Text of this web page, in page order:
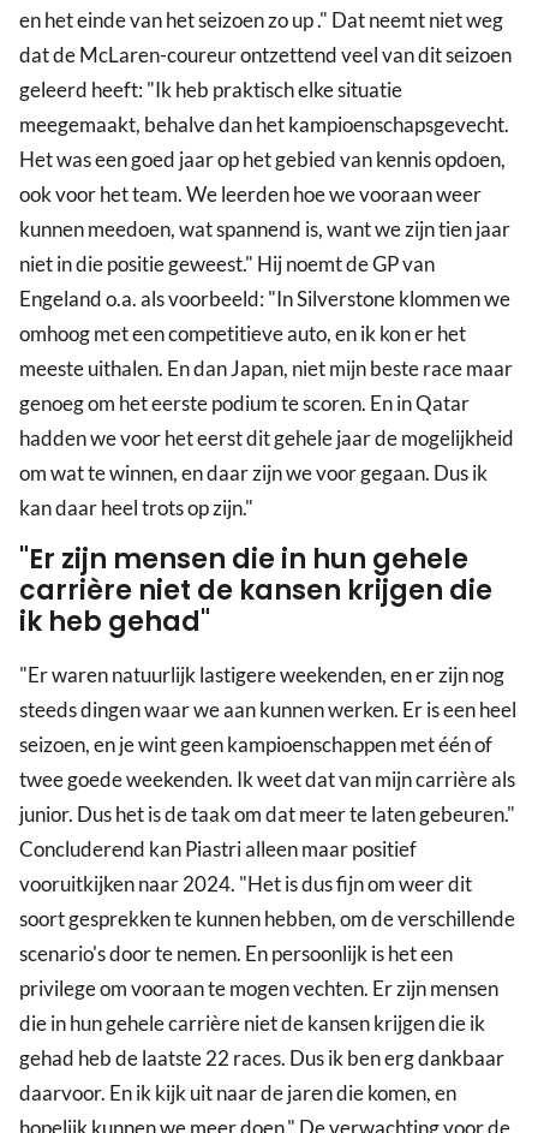
en het einde van het seizoen zo up ." Dat neemt niet weg
dat de McLaren-coureur ontzettend veel van dit seizoen
geleerd heeft: "Ik heb praktisch elke situatie
meegemaakt, behalve dan het kampioenschapsgevecht.
Het was een goed jaar op het gebied van kennis opdoen,
ook voor het team. We leerden hoe we vooraan weer
kunnen meedoen, wat spannend is, want we zijn tien jaar
niet in die positie geweest." Hij noemt de GP van
Engeland o.a. als voorbeeld: "In Silverstone klommen we
omhoog met een competitieve auto, en ik kon er het
meeste uithalen. En dan Japan, niet mijn beste race maar
genoeg om het eerste podium te scoren. En in Qatar
hadden we voor het eerst dit gehele jaar de mogelijkheid
om wat te winnen, en daar zijn we voor gegaan. Dus ik
kan daar heel trots op zijn."
"Er zijn mensen die in hun gehele
carrière niet de kansen krijgen die
ik heb gehad"
"Er waren natuurlijk lastigere weekenden, en er zijn nog
steeds dingen waar we aan kunnen werken. Er is een heel
seizoen, en je wint geen kampioenschappen met één of
twee goede weekenden. Ik weet dat van mijn carrière als
junior. Dus het is de taak om dat meer te laten gebeuren."
Concluderend kan Piastri alleen maar positief
vooruitkijken naar 2024. "Het is dus fijn om weer dit
soort gesprekken te kunnen hebben, om de verschillende
scenario's door te nemen. En persoonlijk is het een
privilege om vooraan te mogen vechten. Er zijn mensen
die in hun gehele carrière niet de kansen krijgen die ik
gehad heb de laatste 22 races. Dus ik ben erg dankbaar
daarvoor. En ik kijk uit naar de jaren die komen, en
hopelijk kunnen we meer doen." De verwachting voor de